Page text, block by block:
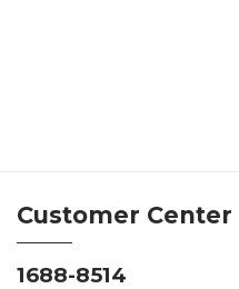
Customer Center
1688-8514